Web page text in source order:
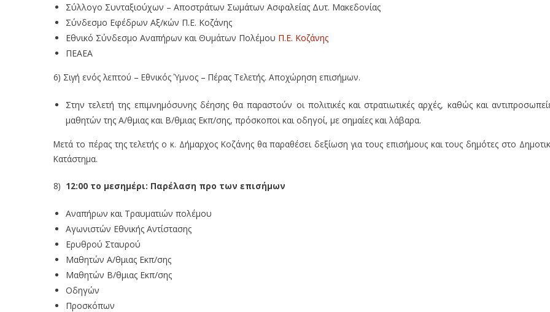
Σύλλογο Συνταξιούχων – Αποστράτων Σωμάτων Ασφαλείας Δυτ. Μακεδονίας
Σύνδεσμο Εφέδρων Αξ/κών Π.Ε. Κοζάνης
Εθνικό Σύνδεσμο Αναπήρων και Θυμάτων Πολέμου Π.Ε. Κοζάνης
ΠΕΑΕΑ
6) Σιγή ενός λεπτού – Εθνικός Ύμνος – Πέρας Τελετής. Αποχώρηση επισήμων.
Στην τελετή της επιμνημόσυνης δέησης θα παραστούν οι πολιτικές και στρατιωτικές αρχές, καθώς και
μαθητών της Α/θμιας και Β/θμιας Εκπ/σης, πρόσκοποι και οδηγοί, με σημαίες και λάβαρα.
Μετά το πέρας της τελετής ο κ. Δήμαρχος Κοζάνης θα παραθέσει δεξίωση για τους επισήμους και τους δημότες στο
Κατάστημα.
8) 12:00 το μεσημέρι: Παρέλαση προ των επισήμων
Αναπήρων και Τραυματιών πολέμου
Αγωνιστών Εθνικής Αντίστασης
Ερυθρού Σταυρού
Μαθητών Α/θμιας Εκπ/σης
Μαθητών Β/θμιας Εκπ/σης
Οδηγών
Προσκόπων